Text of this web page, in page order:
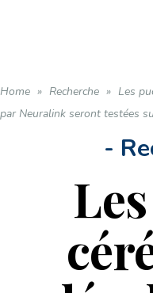
Home » Recherche » Les
par Neuralink seront testées
-